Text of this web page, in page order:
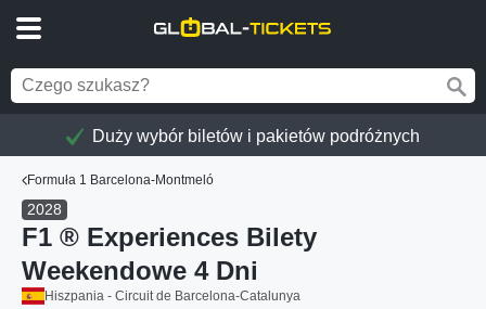
Duży wybór biletów i pakietów podróżnych
Formuła 1 Barcelona-Montmeló
2028
F1 ® Experiences Bilety
Weekendowe 4 Dni
Hiszpania - Circuit de Barcelona-Catalunya